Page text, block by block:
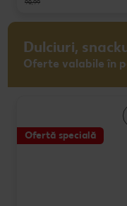
90,99
Dulciuri,
Oferte valabile în
Ofertă specială